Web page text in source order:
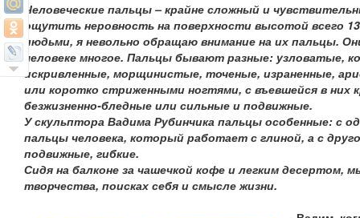
Человеческие пальцы – крайне сложный и
ощутить неровность на поверхности высотой всего
людьми, я невольно обращаю внимание на их пальцы.
человеке многое. Пальцы бывают разные: узловатые,
искривленные, морщинистые, точеные, израненные,
или коротко стриженными ногтями, с въевшейся в них
безжизненно-бледные или сильные и подвижные.
У скульптора Вадима Рубинчика пальцы особенные: с
пальцы человека, который работает с глиной, а с
подвижные, гибкие.
Сидя на балконе за чашечкой кофе и легким десертом,
творчества, поисках себя и смысле жизни.